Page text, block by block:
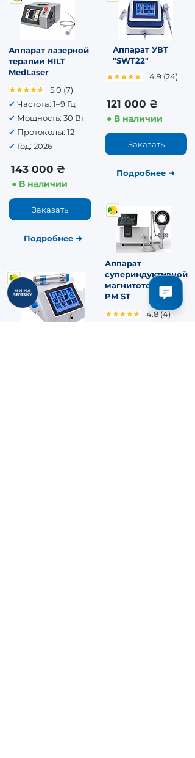
протокола.
​Аппарат лазерной
терапии HILT
MedLaser
5.0 (7)
✔ Частота: 1–9 Гц
✔ Мощность: 30 Вт
✔ Протоколы: 12
✔ Год: 2026
143 000 ₴
● В наличии
Заказать
Подробнее ➜
Аппарат УВТ
"SWT22"
4.9 (24)
121 000 ₴
● В наличии
Заказать
Подробнее​ ➜
Аппарат
супериндуктивной
магнитотерапии
PM ST
4.8 (4)
МИ НА
ЗВ'ЯЗКУ